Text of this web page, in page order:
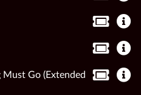
Go (Extended